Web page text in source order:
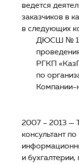
ведется
заказчиков в
в следующих
ДЮСШ № 15
РГКП
по
Компании-
2007 – 2013 —
консультант
и